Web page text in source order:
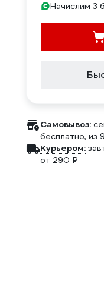
Начислим 3
Самовывоз:
бесплатно, из
Курьером:
от 290 ₽